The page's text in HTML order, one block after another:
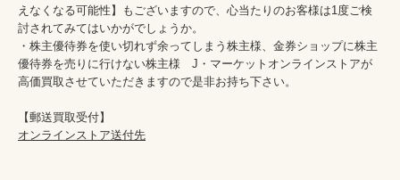
えなくなる可能性】もございますので、心当たりのお客様は1度ご検
討されてみてはいかがでしょうか。
・株主優待券を使い切れず余ってしまう株主様、金券ショップに株主
優待券を売りに行けない株主様　J・マーケットオンラインストアが
高価買取させていただきますので是非お持ち下さい。
オンラインストア送付先